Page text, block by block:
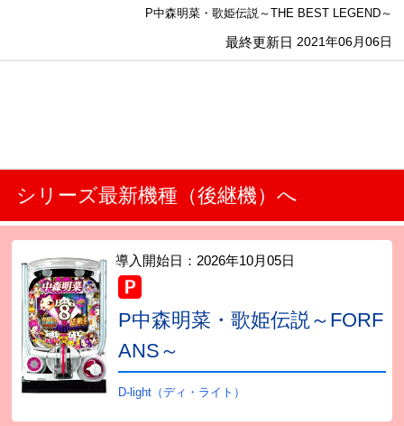
P中森明菜・歌姫伝説～THE BEST LEGEND～
最終更新日 2021年06月06日
シリーズ最新機種（後継機）へ
導入開始日： 2026年10月05日
P中森明菜・歌姫伝説～FORF
ANS～
D-light（ディ・ライト）